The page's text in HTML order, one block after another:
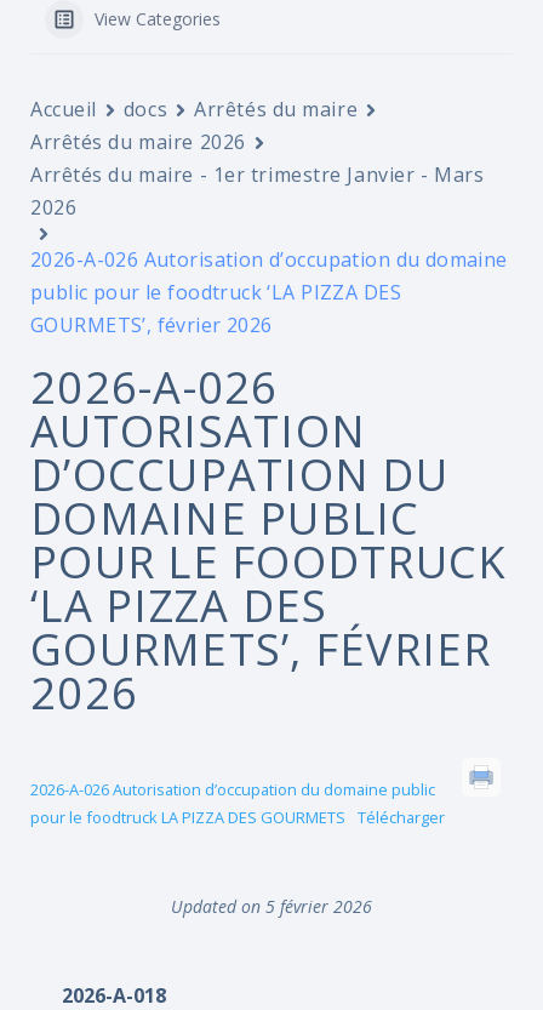
View Categories
Accueil docs
Arrêtés du maire
Arrêtés du maire 2026
Arrêtés du maire - 1er trimestre Janvier - Mars
2026
2026-A-026 Autorisation d’occupation du domaine
public pour le foodtruck ‘LA PIZZA DES
GOURMETS’, février 2026
2026-A-026
AUTORISATION
D’OCCUPATION DU
DOMAINE PUBLIC
POUR LE FOODTRUCK
‘LA PIZZA DES
GOURMETS’, FÉVRIER
2026
2026-A-026 Autorisation d’occupation du domaine public
pour le foodtruck LA PIZZA DES GOURMETS
Télécharger
Updated on 5 février 2026
2026-A-018